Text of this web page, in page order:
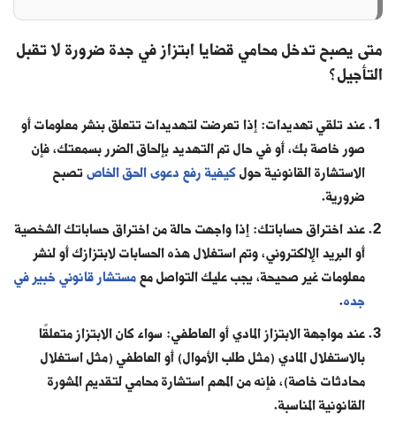
متى يصبح تدخل محامي قضايا ابتزاز في جدة ضرورة لا تقبل
التأجيل؟
عند تلقي تهديدات: إذا تعرضت لتهديدات تتعلق بنشر معلومات أو
صور خاصة بك، أو في حال تم التهديد بإلحاق الضرر بسمعتك، فإن
الاستشارة القانونية حولكيفية رفع دعوى الحق الخاصتصبح
ضرورية.
عند اختراق حساباتك: إذا واجهت حالة من اختراق حساباتك الشخصية
أو البريد الإلكتروني، وتم استغلال هذه الحسابات لابتزازك أو لنشر
معلومات غير صحيحة، يجب عليك التواصل معمستشار قانوني خبير في
جده.
عند مواجهة الابتزاز المادي أو العاطفي: سواء كان الابتزاز متعلقًا
بالاستغلال المادي (مثل طلب الأموال) أو العاطفي (مثل استغلال
محادثات خاصة)، فإنه من المهم استشارة محامي لتقديم المشورة
القانونية المناسبة.